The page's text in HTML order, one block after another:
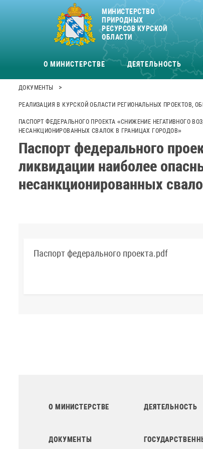
МИНИСТЕРСТВО
ПРИРОДНЫХ
РЕСУРСОВ КУРСКОЙ
ОБЛАСТИ
О МИНИСТЕРСТВЕ ДЕЯТЕЛЬНОСТЬ
ДОКУМЕНТЫ >
РЕАЛИЗАЦИЯ В КУРСКОЙ ОБЛАСТИ РЕГИОНАЛЬНЫХ ПРОЕКТОВ,
ПАСПОРТ ФЕДЕРАЛЬНОГО ПРОЕКТА «СНИЖЕНИЕ НЕГАТИВНОГО
НЕСАНКЦИОНИРОВАННЫХ СВАЛОК В ГРАНИЦАХ ГОРОДОВ»
Паспорт федерального
ликвидации наиболее
несанкционированных
Паспорт федерального проекта.pdf
О МИНИСТЕРСТВЕ ДЕЯТЕЛЬНОСТЬ
ДОКУМЕНТЫ